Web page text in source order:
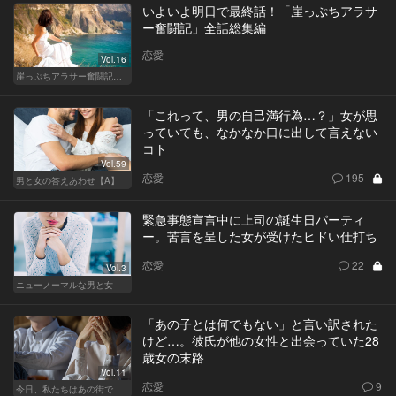
Vol.16
いよいよ明日で最終話！「崖っぷちアラサ
ー奮闘記」全話総集編
恋愛
Vol.59
男と女の答えあわせ【A】
「これって、男の自己満行為…？」女が思
っていても、なかなか口に出して言えない
コト
恋愛 195
Vol.3
ニューノーマルな男と女
緊急事態宣言中に上司の誕生日パーティ
ー。苦言を呈した女が受けたヒドい仕打ち
恋愛 22
Vol.11
今日、私たちはあの街で
「あの子とは何でもない」と言い訳された
けど…。彼氏が他の女性と出会っていた28
歳女の末路
恋愛 9